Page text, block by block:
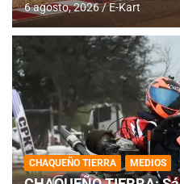
6 agosto, 2026 E-Kart
CHAQUEÑO TIERRA MEDIOS